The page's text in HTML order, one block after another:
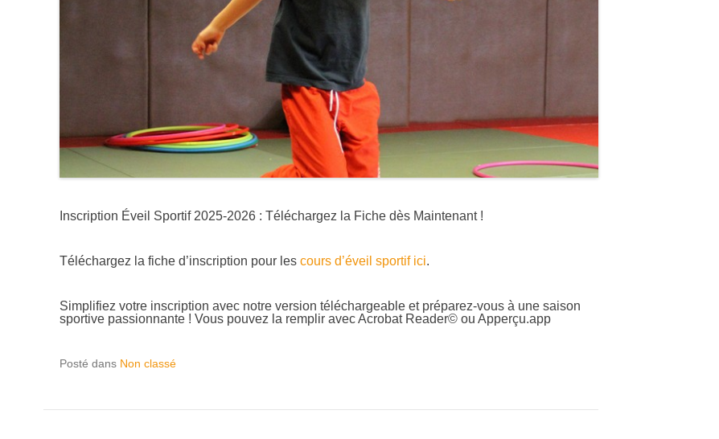
Inscription Éveil Sportif 2025-2026 : Téléchargez la Fiche dès Maintenant !
Téléchargez la fiche d’inscription pour les cours d’éveil sportif ici.
Simplifiez votre inscription avec notre version téléchargeable et préparez-vous à une saison
sportive passionnante ! Vous pouvez la remplir avec Acrobat Reader© ou Apperçu.app
Posté dans Non classé